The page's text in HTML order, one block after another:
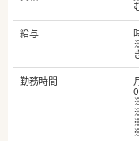
給与
勤務時間